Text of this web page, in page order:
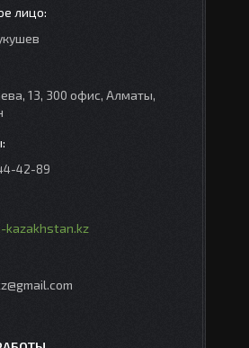
13, 300 офис, Алматы,
42-89